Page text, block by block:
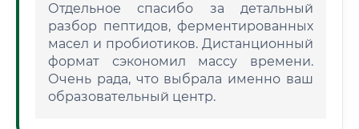
Отдельное спасибо за детальный
разбор пептидов, ферментированных
масел и пробиотиков. Дистанционный
формат сэкономил массу времени.
Очень рада, что выбрала именно ваш
образовательный центр.